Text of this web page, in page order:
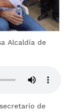
Alcaldía de
de